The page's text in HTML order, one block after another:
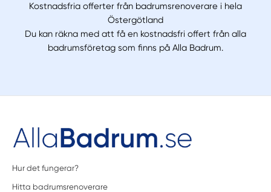
Kostnadsfria offerter från badrumsrenoverare i hela
Östergötland
Du kan räkna med att få en kostnadsfri offert från alla
badrumsföretag som finns på Alla Badrum.
Hur det fungerar?
Hitta badrumsrenoverare